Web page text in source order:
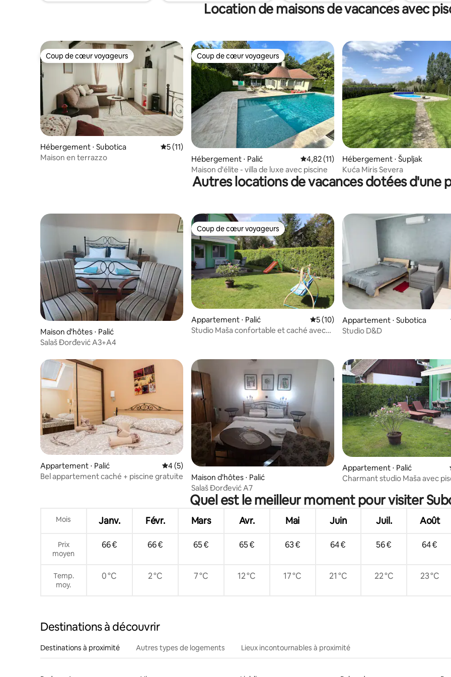
cour avec un salon de jardin moderne.
Location de maisons de vacances avec
Coup de cœur voyageurs
Coup de cœur voyageurs
Hébergement ⋅ Subotica Évaluation moyenne sur la base de 11 commentaires : 5 sur 5
5 (11)
Maison en terrazzo
Coup de cœur voyageurs
Coup de cœur voyageurs
Hébergement ⋅ Palić Évaluation moyenne sur la base de 11
4,82 (11)
Maison d'élite - villa de luxe avec piscine
Hébergement ⋅ Šupljak
Kuća Miris Severa
Autres locations de vacances dotées d'une
Maison d'hôtes ⋅ Palić
Salaš Đorđević A3+A4
Coup de cœur voyageurs
Coup de cœur voyageurs
Appartement ⋅ Palić Évaluation moyenne sur la base de 10
5 (10)
Studio Maša confortable et caché avec
Appartement ⋅ Subotica
Studio D&D
Appartement ⋅ Palić Évaluation moyenne sur la base de 5 commentaires : 4 sur 5
4 (5)
Bel appartement caché + piscine gratuite
Maison d'hôtes ⋅ Palić
Salaš Đorđević A7
Appartement ⋅ Palić
Charmant studio Maša avec
Quel est le meilleur moment pour visiter
Mois Janv. Févr. Mars Avr. Mai Juin Juil. Août
Prix
moyen
66 € 66 € 65 € 65 € 63 € 64 € 56 € 64 €
Temp.
moy.
0 °C 2 °C 7 °C 12 °C 17 °C 21 °C 22 °C 23 °C
Destinations à découvrir
Destinations à proximité Autres types de logements Lieux incontournables à proximité